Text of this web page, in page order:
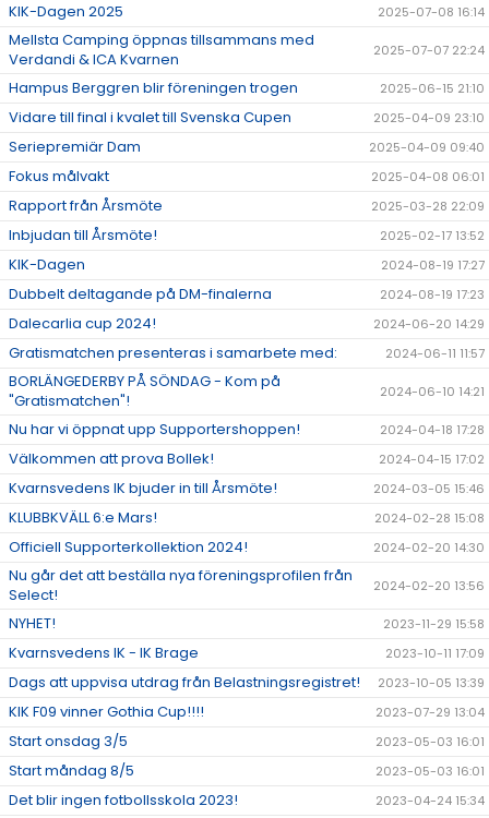
KIK-Dagen 2025 2025-07-08 16:14
Mellsta Camping öppnas tillsammans med
Verdandi & ICA Kvarnen
2025-07-07 22:24
Hampus Berggren blir föreningen trogen 2025-06-15 21:10
Vidare till final i kvalet till Svenska Cupen 2025-04-09 23:10
Seriepremiär Dam 2025-04-09 09:40
Fokus målvakt 2025-04-08 06:01
Rapport från Årsmöte 2025-03-28 22:09
Inbjudan till Årsmöte! 2025-02-17 13:52
KIK-Dagen 2024-08-19 17:27
Dubbelt deltagande på DM-finalerna 2024-08-19 17:23
Dalecarlia cup 2024! 2024-06-20 14:29
Gratismatchen presenteras i samarbete med: 2024-06-11 11:57
BORLÄNGEDERBY PÅ SÖNDAG - Kom på
"Gratismatchen"!
2024-06-10 14:21
Nu har vi öppnat upp Supportershoppen! 2024-04-18 17:28
Välkommen att prova Bollek! 2024-04-15 17:02
Kvarnsvedens IK bjuder in till Årsmöte! 2024-03-05 15:46
KLUBBKVÄLL 6:e Mars! 2024-02-28 15:08
Officiell Supporterkollektion 2024! 2024-02-20 14:30
Nu går det att beställa nya föreningsprofilen från
Select!
2024-02-20 13:56
NYHET! 2023-11-29 15:58
Kvarnsvedens IK - IK Brage 2023-10-11 17:09
Dags att uppvisa utdrag från Belastningsregistret! 2023-10-05 13:39
KIK F09 vinner Gothia Cup!!!! 2023-07-29 13:04
Start onsdag 3/5 2023-05-03 16:01
Start måndag 8/5 2023-05-03 16:01
Det blir ingen fotbollsskola 2023! 2023-04-24 15:34